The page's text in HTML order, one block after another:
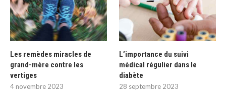
Les remèdes miracles de
grand-mère contre les
vertiges
4 novembre 2023
L’importance du suivi
médical régulier dans le
diabète
28 septembre 2023